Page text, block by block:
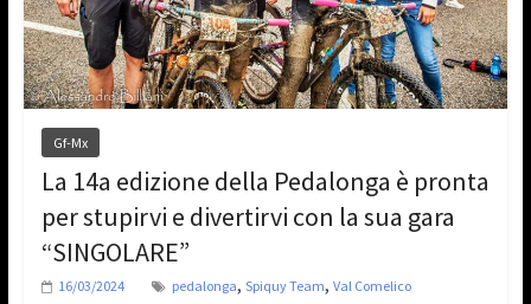
Gf-Mx
La 14a edizione della Pedalonga è pronta
per stupirvi e divertirvi con la sua gara
“SINGOLARE”
16/03/2024 pedalonga, Spiquy Team, Val Comelico